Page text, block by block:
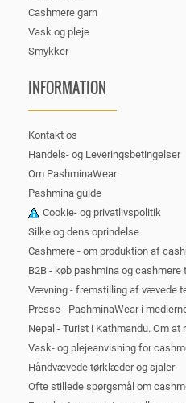
Cashmere garn
Vask og pleje
Smykker
INFORMATION
Kontakt os
Handels- og Leveringsbetingelser
Om PashminaWear
Pashmina guide
Cookie- og privatlivspolitik
Silke og dens oprindelse
Cashmere - om produktion af
B2B - køb pashmina og
Vævning - fremstilling af vævede
Presse - PashminaWear i
Nepal - Turist i Kathmandu. Om at
Vask- og plejeanvisning for
Håndvævede tørklæder og sjaler
Ofte stillede spørgsmål om